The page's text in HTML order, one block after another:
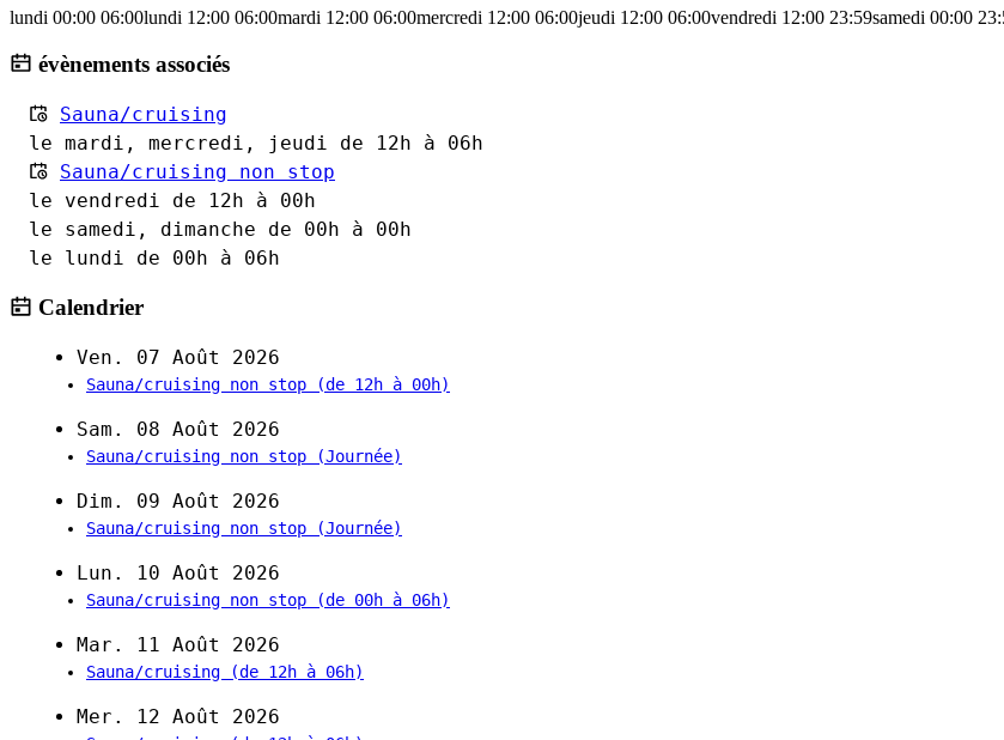
lundi 00:00 06:00lundi 12:00 06:00mardi 12:00 06:00mercredi 12:00 06:00jeudi 12:00 06:00vendredi 12:00 23:59samedi 00:00
évènements associés
Sauna/cruising
le mardi, mercredi, jeudi de 12h à 06h
Sauna/cruising non stop
le vendredi de 12h à 00h
le samedi, dimanche de 00h à 00h
le lundi de 00h à 06h
Calendrier
Ven. 07 Août 2026
Sauna/cruising non stop (de 12h à 00h)
Sam. 08 Août 2026
Sauna/cruising non stop (Journée)
Dim. 09 Août 2026
Sauna/cruising non stop (Journée)
Lun. 10 Août 2026
Sauna/cruising non stop (de 00h à 06h)
Mar. 11 Août 2026
Sauna/cruising (de 12h à 06h)
Mer. 12 Août 2026